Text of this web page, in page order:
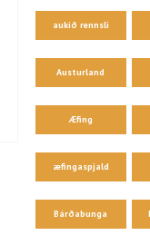
aukið rennsli
Austurland
Æfing
æfingaspjald
Bárðabunga